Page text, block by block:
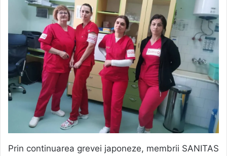
Prin continuarea grevei japoneze, membrii SANITAS